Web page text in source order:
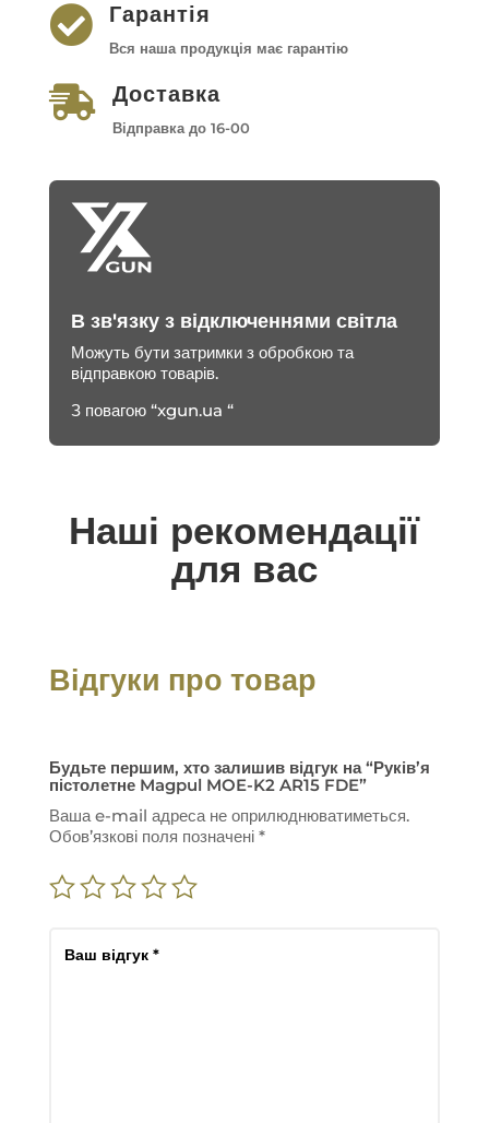
 Гарантія
Вся наша продукція має гарантію
 Доставка
Відправка до 16-00
В зв'язку з відключеннями світла
Можуть бути затримки з обробкою та
відправкою товарів.
З повагою “xgun.ua “
Наші рекомендації
для вас
Відгуки про товар
Будьте першим, хто залишив відгук на “Руків’я
пістолетне Magpul MOE-K2 AR15 FDE”
Ваша e-mail адреса не оприлюднюватиметься.
Обов’язкові поля позначені *